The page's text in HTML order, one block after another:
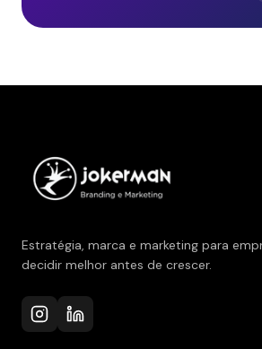
Estratégia, marca e marketing para
decidir melhor antes de crescer.